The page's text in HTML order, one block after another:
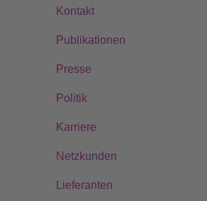
Kontakt
Publikationen
Presse
Politik
Karriere
Netzkunden
Lieferanten